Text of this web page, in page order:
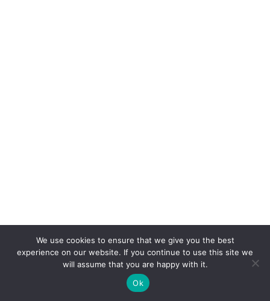
We use cookies to ensure that we give you the best
experience on our website. If you continue to use this site we
will assume that you are happy with it.
Ok